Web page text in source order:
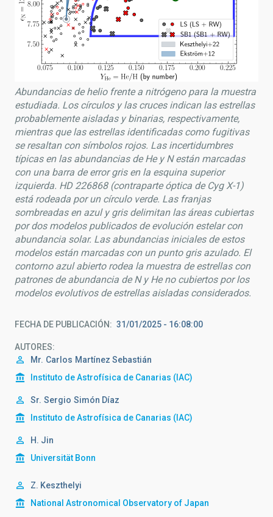
Abundancias de helio frente a nitrógeno para la muestra
estudiada. Los círculos y las cruces indican las estrellas
probablemente aisladas y binarias, respectivamente,
mientras que las estrellas identificadas como fugitivas
se resaltan con símbolos rojos. Las incertidumbres
típicas en las abundancias de He y N están marcadas
con una barra de error gris en la esquina superior
izquierda. HD 226868 (contraparte óptica de Cyg X-1)
está rodeada por un círculo verde. Las franjas
sombreadas en azul y gris delimitan las áreas cubiertas
por dos modelos publicados de evolución estelar con
abundancia solar. Las abundancias iniciales de estos
modelos están marcadas con un punto gris azulado. El
contorno azul abierto rodea la muestra de estrellas con
patrones de abundancia de N y He no cubiertos por los
modelos evolutivos de estrellas aisladas considerados.
FECHA DE PUBLICACIÓN 31/01/2025 - 16:08:00
AUTORES
Mr. Carlos Martínez Sebastián
Instituto de Astrofísica de Canarias (IAC)
Sr. Sergio Simón Díaz
Instituto de Astrofísica de Canarias (IAC)
H. Jin
Universität Bonn
Z. Keszthelyi
National Astronomical Observatory of Japan